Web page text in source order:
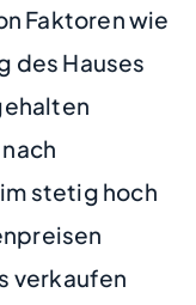
Faktoren wie
des Hauses
stetig hoch
verkaufen